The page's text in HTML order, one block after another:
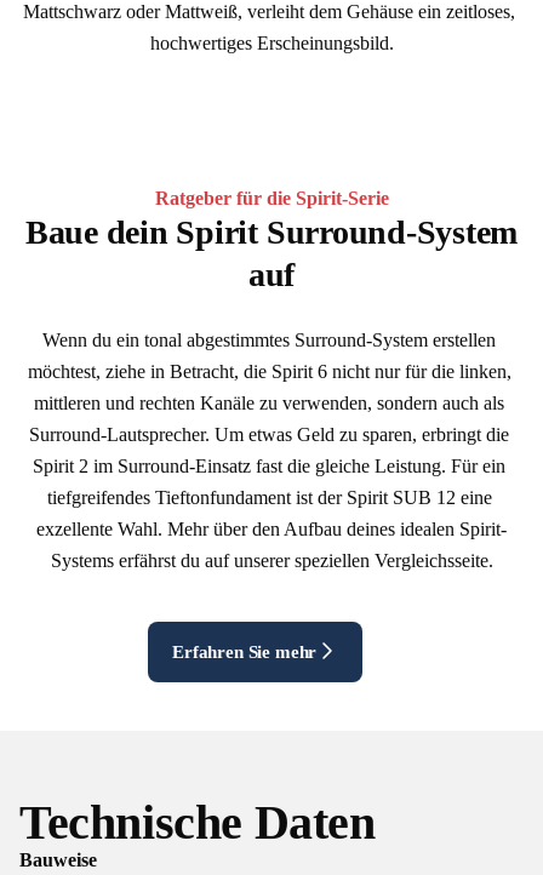
Mattschwarz oder Mattweiß, verleiht dem Gehäuse ein zeitloses,
hochwertiges Erscheinungsbild.
Ratgeber für die Spirit-Serie
Baue dein Spirit Surround-System
auf
Wenn du ein tonal abgestimmtes Surround-System erstellen
möchtest, ziehe in Betracht, die Spirit 6 nicht nur für die linken,
mittleren und rechten Kanäle zu verwenden, sondern auch als
Surround-Lautsprecher. Um etwas Geld zu sparen, erbringt die
Spirit 2 im Surround-Einsatz fast die gleiche Leistung. Für ein
tiefgreifendes Tieftonfundament ist der Spirit SUB 12 eine
exzellente Wahl. Mehr über den Aufbau deines idealen Spirit-
Systems erfährst du auf unserer speziellen Vergleichsseite.
Erfahren Sie mehr
Technische Daten
Bauweise